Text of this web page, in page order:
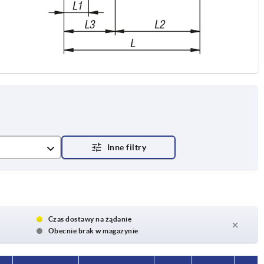
Czas dostawy na żądanie
Obecnie brak w magazynie